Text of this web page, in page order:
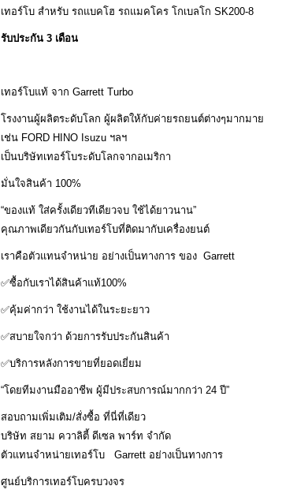
เทอร์โบ สำหรับ รถแบคโฮ รถแมคโคร โกเบลโก SK200-8
รับประกัน 3 เดือน
เทอร์โบแท้ จาก Garrett Turbo
โรงงานผู้ผลิตระดับโลก ผู้ผลิตให้กับค่ายรถยนต์ต่างๆมากมาย
เช่น FORD HINO Isuzu ฯลฯ
เป็นบริษัทเทอร์โบระดับโลกจากอเมริกา
มั่นใจสินค้า 100%
“ของแท้ ใส่ครั้งเดียวทีเดียวจบ ใช้ได้ยาวนาน”
คุณภาพเดียวกันกับเทอร์โบที่ติดมากับเครื่องยนต์
เราคือตัวแทนจำหน่าย อย่างเป็นทางการ ของ Garrett
✅ซื้อกับเราได้สินค้าแท้100%
✅คุ้มค่ากว่า ใช้งานได้ในระยะยาว
✅สบายใจกว่า ด้วยการรับประกันสินค้า
✅บริการหลังการขายที่ยอดเยี่ยม
“โดยทีมงานมืออาชีพ ผู้มีประสบการณ์มากกว่า 24 ปี”
สอบถามเพิ่มเติม/สั่งซื้อ ที่นี่ที่เดียว
บริษัท สยาม ควาลิตี้ ดีเซล พาร์ท จำกัด
ตัวแทนจำหน่ายเทอร์โบ Garrett อย่างเป็นทางการ
ศูนย์บริการเทอร์โบครบวงจร